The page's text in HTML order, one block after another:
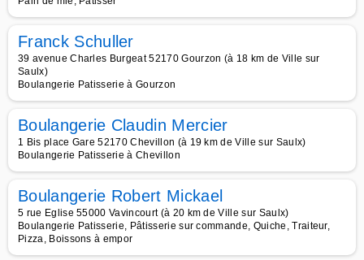
Franck Schuller
39 avenue Charles Burgeat 52170 Gourzon (à 18 km de Ville sur
Saulx)
Boulangerie Patisserie à Gourzon
Boulangerie Claudin Mercier
1 Bis place Gare 52170 Chevillon (à 19 km de Ville sur Saulx)
Boulangerie Patisserie à Chevillon
Boulangerie Robert Mickael
5 rue Eglise 55000 Vavincourt (à 20 km de Ville sur Saulx)
Boulangerie Patisserie, Pâtisserie sur commande, Quiche, Traiteur,
Pizza, Boissons à empor